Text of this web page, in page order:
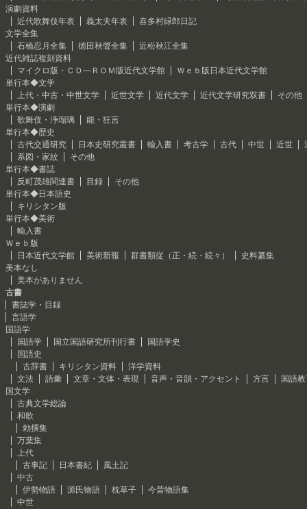
演劇資料
近代歌舞伎年表
義太夫年表
喜多村緑郎日記
文学全集
石橋忍月全集
徳田秋聲全集
近松秋江全集
近代雑誌複刻資料
マイクロ版・ＣＤ―ＲＯＭ版近代文学館
Ｗｅｂ版日本近代文学館
単行本◆文学
上代・中古・中世文学
近世文学 近代文学 近代文学研究双書
その他
単行本◆演劇
歌舞伎・浄瑠璃
能・狂言
単行本◆歴史
古代交通研究
日本史研究叢書 輸入書 考古学 古代 中世 近世
系図・家紋
その他
単行本◆書誌
反町茂雄関連書
目録
その他
単行本◆日本語史
キリシタン版
単行本◆美術
輸入書
Ｗｅｂ版
日本近代文学館
美術新報 群書類従（正・続・続々）
史料纂集
美本なし
美本がありません
古書
書誌学・目録
言語学
国語学
国語学
国立国語研究所刊行書
国語学史
国語史
古辞書
キリシタン資料
洋学資料
文法
語彙 文章・文体・表現 音声・音韻・アクセント 方言
国語
国文学
古典文学総論
和歌
勅撰集
万葉集
上代
古事記
日本書紀
風土記
中古
伊勢物語
源氏物語 枕草子
今昔物語集
中世